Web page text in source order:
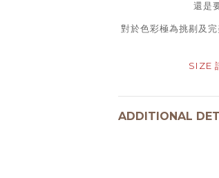
還是
對於色彩極為挑剔及
SIZE
ADDITIONAL